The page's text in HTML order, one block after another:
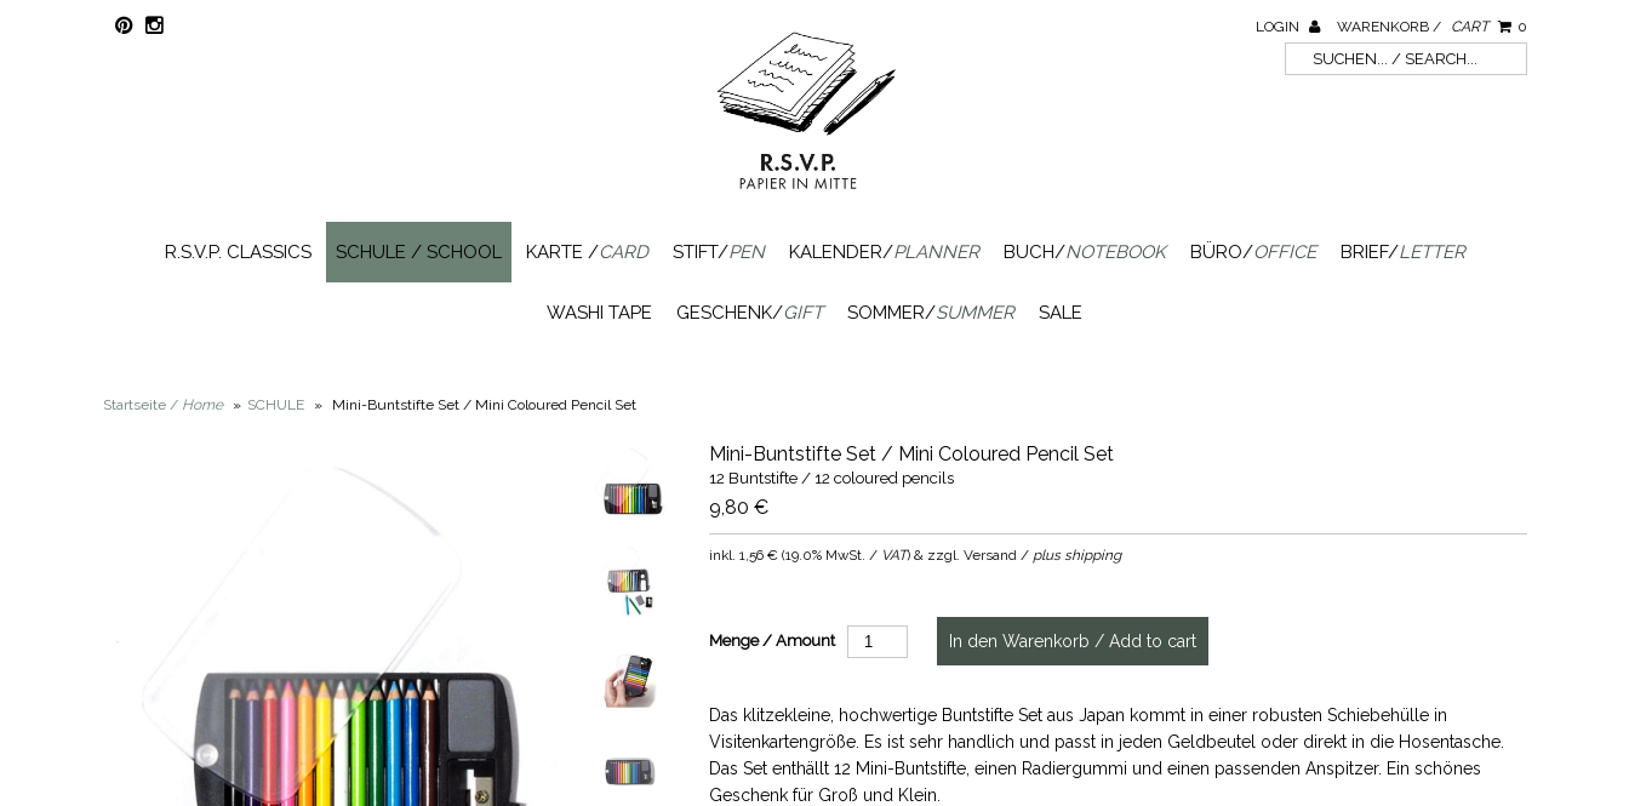
LOGIN WARENKORB / CART 0
R.S.V.P. CLASSICS SCHULE / SCHOOL KARTE /CARD STIFT/PEN KALENDER/PLANNER BUCH/NOTEBOOK BÜRO/OFFICE BRIEF/LETTER
WASHI TAPE GESCHENK/GIFT SOMMER/SUMMER SALE
Startseite / Home » SCHULE » Mini-Buntstifte Set / Mini Coloured Pencil Set
Mini-Buntstifte Set / Mini Coloured Pencil Set
12 Buntstifte / 12 coloured pencils
9,80 €
inkl. 1,56 € (19.0% MwSt. / VAT) & zzgl. Versand / plus shipping
Menge / Amount
Das klitzekleine, hochwertige Buntstifte Set aus Japan kommt in einer robusten Schiebehülle in
Visitenkartengröße. Es ist sehr handlich und passt in jeden Geldbeutel oder direkt in die Hosentasche.
Das Set enthällt 12 Mini-Buntstifte, einen Radiergummi und einen passenden Anspitzer. Ein schönes
Geschenk für Groß und Klein.